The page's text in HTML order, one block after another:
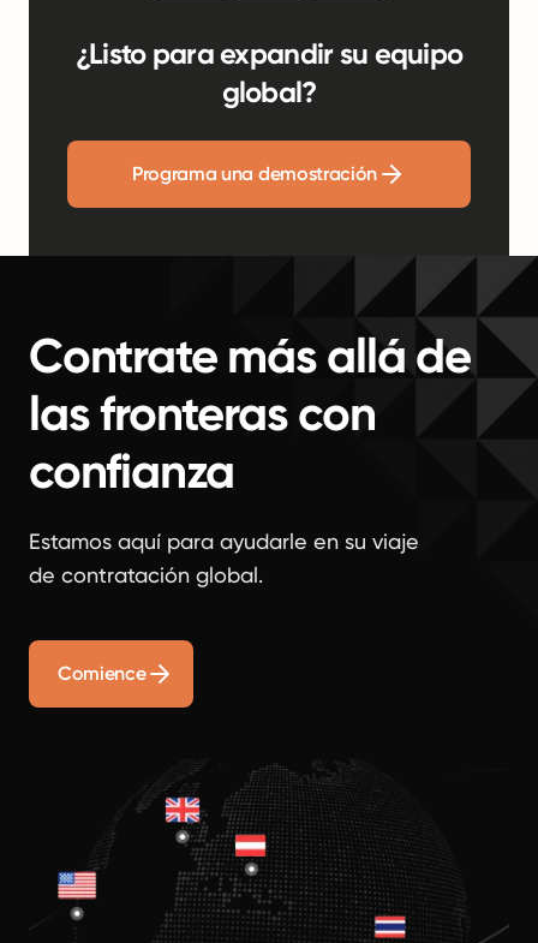
¿Listo para expandir su equipo
global?
Programa una demostración
Contrate más allá de
las fronteras con
confianza
Estamos aquí para ayudarle en su viaje
de contratación global.
Comience